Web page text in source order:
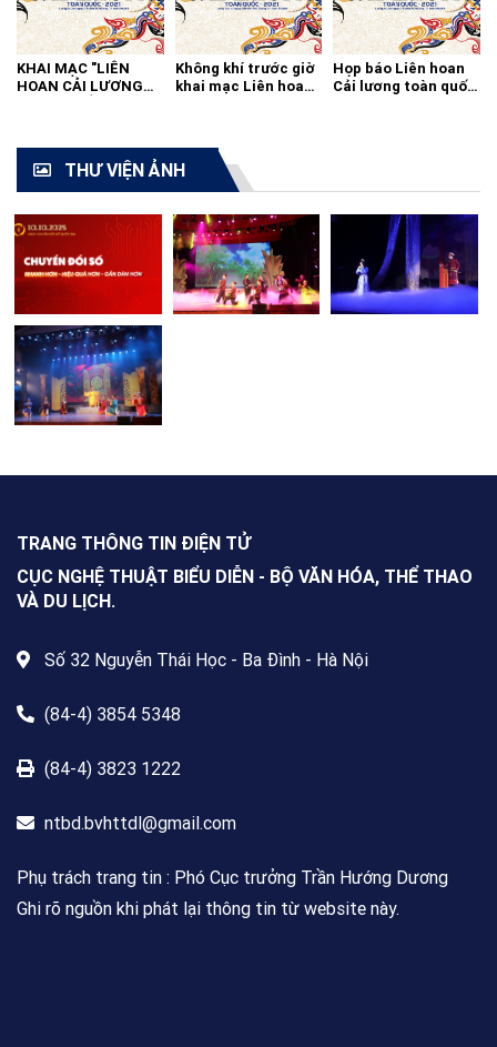
KHAI MẠC "LIÊN
HOAN CẢI LƯƠNG
Không khí trước giờ
khai mạc Liên hoan
Họp báo Liên hoan
Cải lương toàn quốc
THƯ VIỆN ẢNH
TRANG THÔNG TIN ĐIỆN TỬ
CỤC NGHỆ THUẬT BIỂU DIỄN - BỘ VĂN HÓA, THỂ THAO
VÀ DU LỊCH.
Số 32 Nguyễn Thái Học - Ba Đình - Hà Nội
(84-4) 3854 5348
(84-4) 3823 1222
ntbd.bvhttdl@gmail.com
Phụ trách trang tin : Phó Cục trưởng Trần Hướng Dương
Ghi rõ nguồn khi phát lại thông tin từ website này.